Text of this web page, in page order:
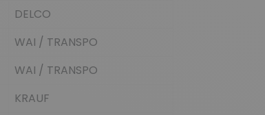
DELCO
WAI / TRANSPO
WAI / TRANSPO
KRAUF